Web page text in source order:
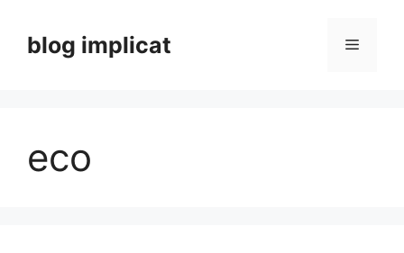
contentblog implicat Menu
eco